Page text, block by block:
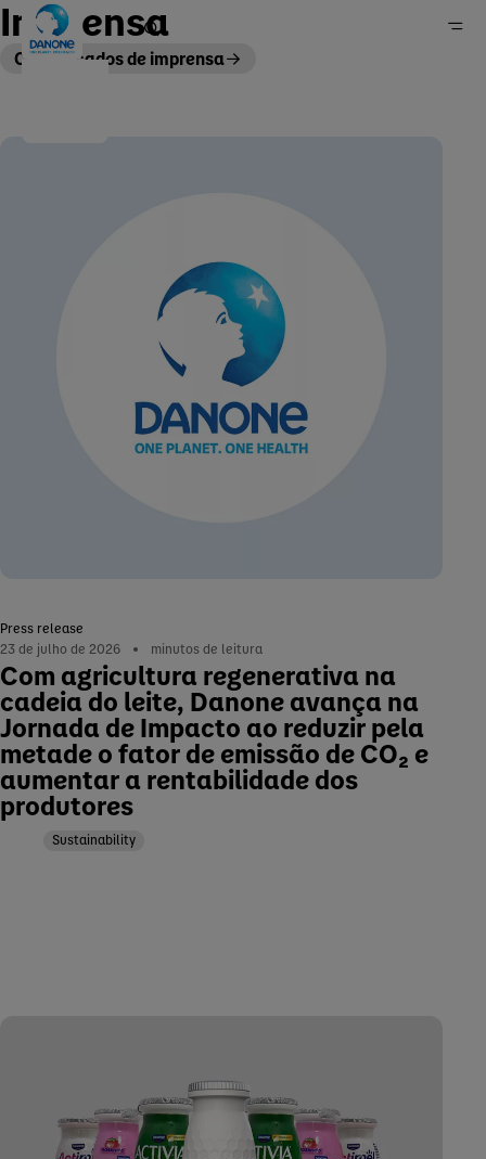
Imprensa
Comunicados de imprensa
Press release
23 de julho de 2026
minutos de leitura
Com agricultura regenerativa na
cadeia do leite, Danone avança na
Jornada de Impacto ao reduzir pela
metade o fator de emissão de CO₂ e
aumentar a rentabilidade dos
produtores
Sustainability